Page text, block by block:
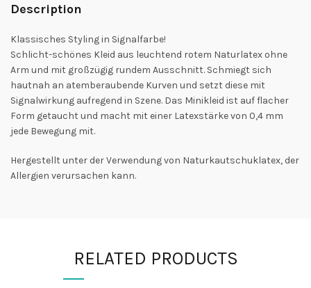
Description
Klassisches Styling in Signalfarbe!
Schlicht-schönes Kleid aus leuchtend rotem Naturlatex ohne
Arm und mit großzügig rundem Ausschnitt. Schmiegt sich
hautnah an atemberaubende Kurven und setzt diese mit
Signalwirkung aufregend in Szene. Das Minikleid ist auf flacher
Form getaucht und macht mit einer Latexstärke von 0,4 mm
jede Bewegung mit.
Hergestellt unter der Verwendung von Naturkautschuklatex, der
Allergien verursachen kann.
RELATED PRODUCTS